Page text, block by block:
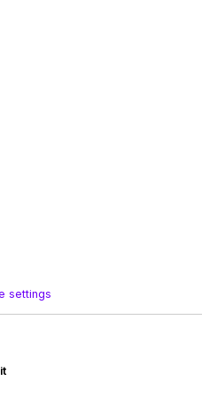
settings